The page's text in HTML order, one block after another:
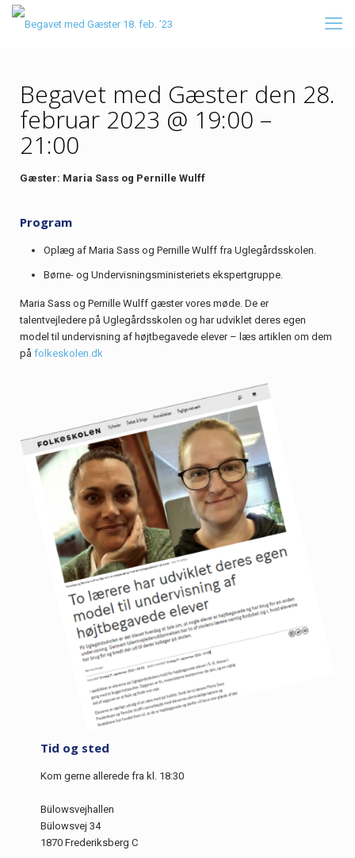
Begavet med Gæster den 28.
februar 2023 @ 19:00 –
21:00
Gæster: Maria Sass og Pernille Wulff
Program
Oplæg af Maria Sass og Pernille Wulff fra Uglegårdsskolen.
Børne- og Undervisningsministeriets ekspertgruppe.
Maria Sass og Pernille Wulff gæster vores møde. De er
talentvejledere på Uglegårdsskolen og har udviklet deres egen
model til undervisning af højtbegavede elever – læs artiklen om dem
på folkeskolen.dk
Tid og sted
Kom gerne allerede fra kl. 18:30
Bülowsvejhallen
Bülowsvej 34
1870 Frederiksberg C